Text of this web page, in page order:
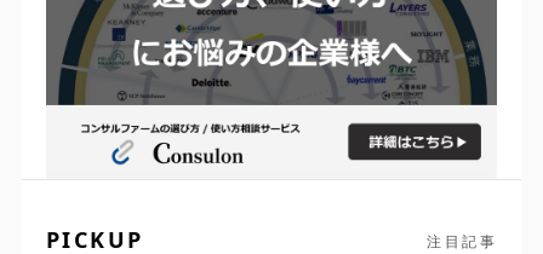
PICKUP 注目記事